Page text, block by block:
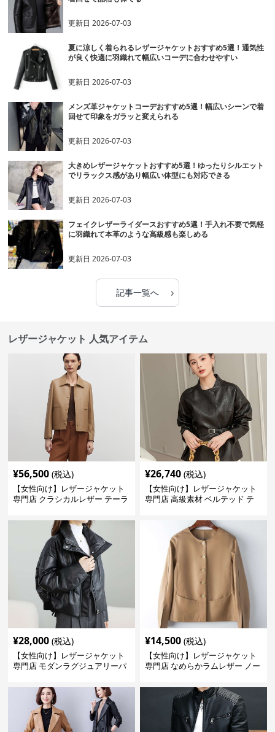
更新日2026-07-03
夏に涼しく着られるレザージャケットおすすめ5選！通気性
が良く快適に羽織れて幅広いコーデに合わせやすい
更新日2026-07-03
メンズ革ジャケットコーデおすすめ5選！幅広いシーンで着
回せて印象をガラッと変えられる
更新日2026-07-03
大きめレザージャケットおすすめ5選！ゆったりシルエット
でリラックス感があり幅広い体型にも対応できる
更新日2026-07-03
フェイクレザーライダースおすすめ5選！手入れ不要で気軽
に羽織れて本革のような高級感も楽しめる
更新日2026-07-03
記事一覧へ ›
レザージャケット 人気アイテム
¥56,500 (税込)
【女性向け】レザージャケット
専門店 クラシカルレザー テーラ
¥26,740 (税込)
【女性向け】レザージャケット
専門店 高級素材 ベルテッド テ
¥28,000 (税込)
【女性向け】レザージャケット
専門店 モダンラグジュアリーパ
¥14,500 (税込)
【女性向け】レザージャケット
専門店 なめらかラムレザー ノー